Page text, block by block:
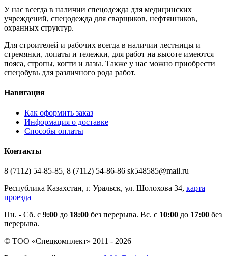
У нас всегда в наличии спецодежда для медицинских
учреждений, спецодежда для сварщиков, нефтянников,
охранных структур.
Для строителей и рабочих всегда в наличии лестницы и
стремянки, лопаты и тележки, для работ на высоте имеются
пояса, стропы, когти и лазы. Также у нас можно приобрести
спецобувь для различного рода работ.
Навигация
Как оформить заказ
Информация о доставке
Способы оплаты
Контакты
8 (7112) 54-85-85, 8 (7112) 54-86-86 sk548585@mail.ru
Республика Казахстан, г. Уральск, ул. Шолохова 34, карта
проезда
Пн. - Cб. с 9:00 до 18:00 без перерыва. Вс. с 10:00 до 17:00 без
перерыва.
© ТОО «Спецкомплект» 2011 - 2026